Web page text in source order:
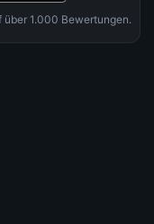
1.000 Bewertungen.